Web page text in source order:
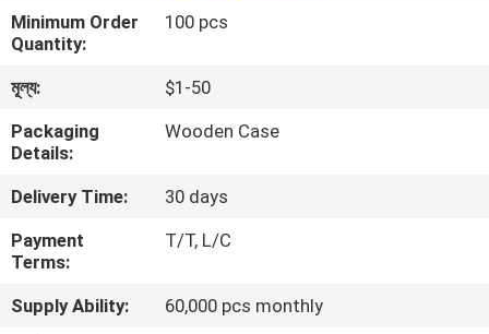
কারখানা
পরিদর্শন
গুণমান
নিয়ন্ত্রণ
আমাদের
সাথে
যোগাযোগ
Minimum Order
Quantity:
100 pcs
মূল্য:
$1-50
Packaging
Details:
Wooden Case
Delivery Time:
30 days
Payment
Terms:
T/T, L/C
Supply Ability:
60,000 pcs monthly